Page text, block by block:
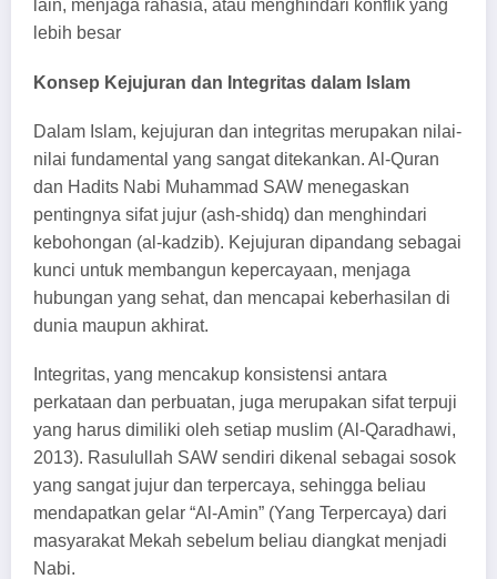
lain, menjaga rahasia, atau menghindari konflik yang
lebih besar
Konsep Kejujuran dan Integritas dalam Islam
Dalam Islam, kejujuran dan integritas merupakan nilai-
nilai fundamental yang sangat ditekankan. Al-Quran
dan Hadits Nabi Muhammad SAW menegaskan
pentingnya sifat jujur (ash-shidq) dan menghindari
kebohongan (al-kadzib). Kejujuran dipandang sebagai
kunci untuk membangun kepercayaan, menjaga
hubungan yang sehat, dan mencapai keberhasilan di
dunia maupun akhirat.
Integritas, yang mencakup konsistensi antara
perkataan dan perbuatan, juga merupakan sifat terpuji
yang harus dimiliki oleh setiap muslim (Al-Qaradhawi,
2013). Rasulullah SAW sendiri dikenal sebagai sosok
yang sangat jujur dan terpercaya, sehingga beliau
mendapatkan gelar “Al-Amin” (Yang Terpercaya) dari
masyarakat Mekah sebelum beliau diangkat menjadi
Nabi.